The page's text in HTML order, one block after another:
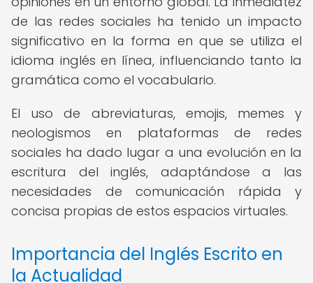
de las redes sociales ha tenido un impacto
significativo en la forma en que se utiliza el
idioma inglés en línea, influenciando tanto la
gramática como el vocabulario.
El uso de abreviaturas, emojis, memes y
neologismos en plataformas de redes
sociales ha dado lugar a una evolución en la
escritura del inglés, adaptándose a las
necesidades de comunicación rápida y
concisa propias de estos espacios virtuales.
Importancia del Inglés Escrito en
la Actualidad